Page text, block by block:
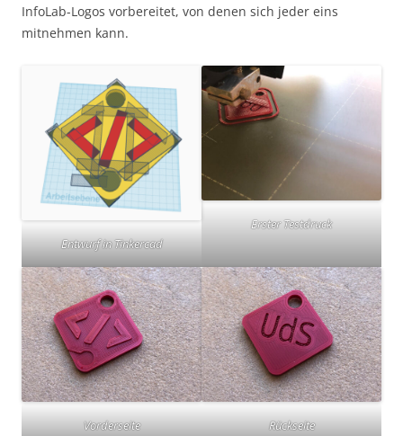
InfoLab-Logos vorbereitet, von denen sich jeder eins
mitnehmen kann.
Entwurf in Tinkercad
Erster Testdruck
Vorderseite Rückseite